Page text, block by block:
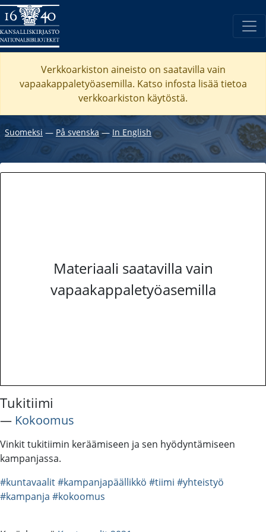
Verkkoarkiston aineisto on saatavilla vain
vapaakappaletyöasemilla. Katso infosta lisää tietoa
verkkoarkiston käytöstä.
Suomeksi ― På svenska― In English
Materiaali saatavilla vain
vapaakappaletyöasemilla
Tukitiimi
― Kokoomus
Vinkit tukitiimin keräämiseen ja sen hyödyntämiseen
kampanjassa.
#kuntavaalit#kampanjapäällikkö #tiimi #yhteistyö
#kampanja #kokoomus